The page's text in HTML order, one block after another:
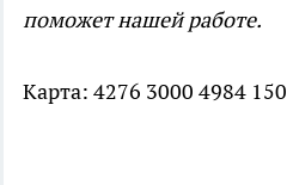
поможет нашей работе.
Карта: 4276 3000 4984